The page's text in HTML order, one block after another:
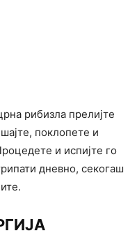
рибизла прелијте
поклопете и
и испијте го
дневно, секогаш